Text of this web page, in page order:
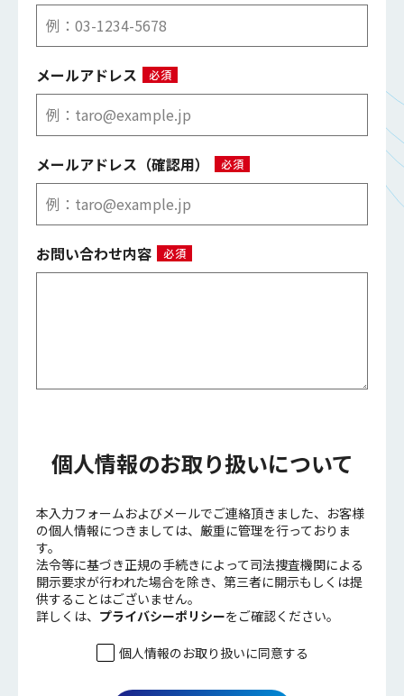
メールアドレス 必須
メールアドレス（確認用） 必須
お問い合わせ内容 必須
個人情報のお取り扱いについて
本入力フォームおよびメールでご連絡頂きました、お客様
の個人情報につきましては、厳重に管理を行っておりま
す。
法令等に基づき正規の手続きによって司法捜査機関による
開示要求が行われた場合を除き、第三者に開示もしくは提
供することはございません。
詳しくは、 プライバシーポリシーをご確認ください。
個人情報のお取り扱いに同意する